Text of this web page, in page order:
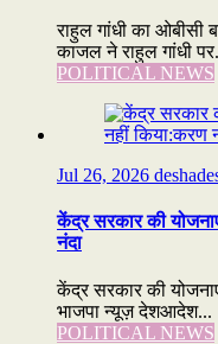
राहुल गांधी का ओबीसी
काजल ने राहुल गांधी
POLITICAL NEWS
Jul 26, 2026
केंद्र सरकार की
नंदा
केंद्र सरकार की
भाजपा न्यूज़ देशआदेश...
POLITICAL NEWS